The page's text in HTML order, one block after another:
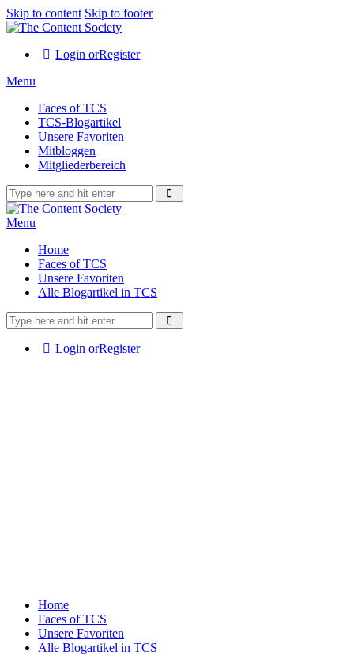
Skip to content Skip to footer
Login orRegister
Menu
Faces of TCS
TCS-Blogartikel
Unsere Favoriten
Mitbloggen
Mitgliederbereich
Menu
Home
Faces of TCS
Unsere Favoriten
Alle Blogartikel in TCS
Login orRegister
Home
Faces of TCS
Unsere Favoriten
Alle Blogartikel in TCS